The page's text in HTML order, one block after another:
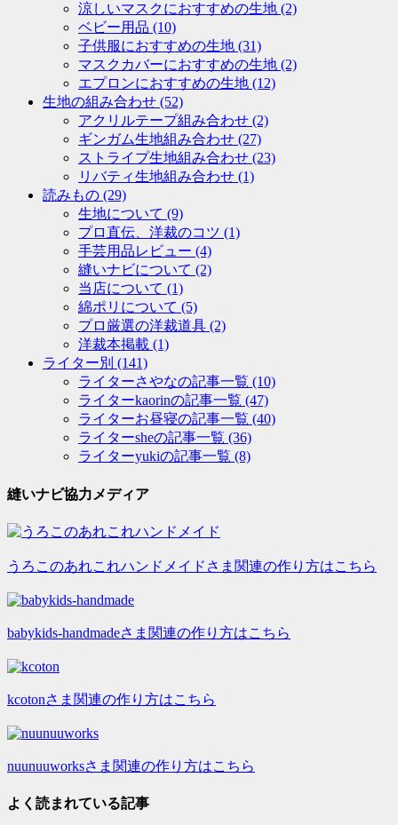
涼しいマスクにおすすめの生地 (2)
ベビー用品 (10)
子供服におすすめの生地 (31)
マスクカバーにおすすめの生地 (2)
エプロンにおすすめの生地 (12)
生地の組み合わせ (52)
アクリルテープ組み合わせ (2)
ギンガム生地組み合わせ (27)
ストライプ生地組み合わせ (23)
リバティ生地組み合わせ (1)
読みもの (29)
生地について (9)
プロ直伝、洋裁のコツ (1)
手芸用品レビュー (4)
縫いナビについて (2)
当店について (1)
綿ポリについて (5)
プロ厳選の洋裁道具 (2)
洋裁本掲載 (1)
ライター別 (141)
ライターさやなの記事一覧 (10)
ライターkaorinの記事一覧 (47)
ライターお昼寝の記事一覧 (40)
ライターsheの記事一覧 (36)
ライターyukiの記事一覧 (8)
縫いナビ協力メディア
うろこのあれこれハンドメイドさま関連の作り方はこちら
babykids-handmadeさま関連の作り方はこちら
kcotonさま関連の作り方はこちら
nuunuuworksさま関連の作り方はこちら
よく読まれている記事